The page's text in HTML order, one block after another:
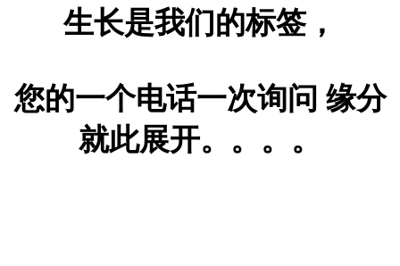
生长是我们的标签，
您的一个电话一次询问 缘分
就此展开。。。。